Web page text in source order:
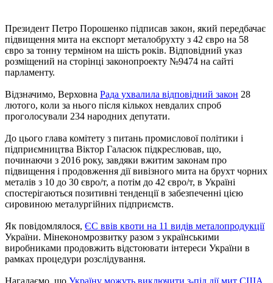
Президент Петро Порошенко підписав закон, який передбачає
підвищення мита на експорт металобрухту з 42 євро на 58
євро за тонну терміном на шість років. Відповідний указ
розміщений на сторінці законопроекту №9474 на сайті
парламенту.
Відзначимо, Верховна Рада ухвалила відповідний закон 28
лютого, коли за нього після кількох невдалих спроб
проголосували 234 народних депутати.
До цього глава комітету з питань промислової політики і
підприємництва Віктор Галасюк підкреслював, що,
починаючи з 2016 року, завдяки вжитим законам про
підвищення і продовження дії вивізного мита на брухт чорних
металів з 10 до 30 євро/т, а потім до 42 євро/т, в Україні
спостерігаються позитивні тенденції в забезпеченні цією
сировиною металургійних підприємств.
Як повідомлялося, ЄС ввів квоти на 11 видів металопродукції
України. Мінекономрозвитку разом з українськими
виробниками продовжить відстоювати інтереси України в
рамках процедури розслідування.
Нагадаємо, що Україну можуть виключити з-під дії мит США